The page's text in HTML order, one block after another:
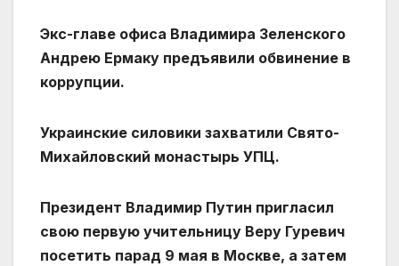
Экс-главе офиса Владимира Зеленского
Андрею Ермаку предъявили обвинение в
коррупции.
Украинские силовики захватили Свято-
Михайловский монастырь УПЦ.
Президент Владимир Путин пригласил
свою первую учительницу Веру Гуревич
посетить парад 9 мая в Москве, а затем